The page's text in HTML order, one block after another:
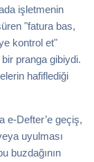
işletmenin
"fatura bas,
kontrol et"
pranga gibiydi.
hafiflediği
e-Defter’e geçiş,
uyulması
buzdağının